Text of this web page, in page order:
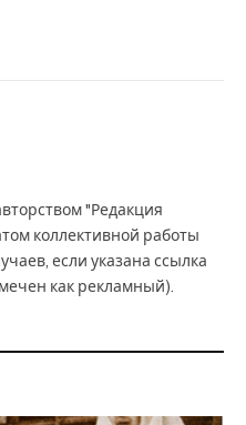
"Редакция
коллективной работы
если указана ссылка
как рекламный).